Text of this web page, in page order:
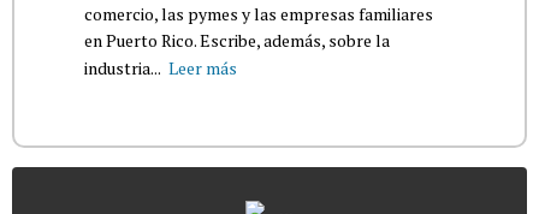
comercio, las pymes y las empresas familiares
en Puerto Rico. Escribe, además, sobre la
industria... Leer más
...